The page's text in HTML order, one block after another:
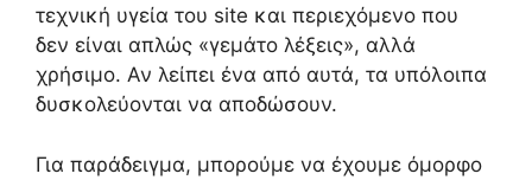
τεχνική υγεία του site και περιεχόμενο που
δεν είναι απλώς «γεμάτο λέξεις», αλλά
χρήσιμο. Αν λείπει ένα από αυτά, τα υπόλοιπα
δυσκολεύονται να αποδώσουν.
Για παράδειγμα, μπορούμε να έχουμε όμορφο